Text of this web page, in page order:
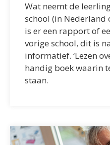
Wat neemt de
school (in Nederland
is er een rapport of
vorige school, dit is
informatief. ‘Lezen
handig boek waarin
staan.